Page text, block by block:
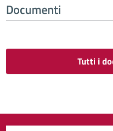
Documenti
Tutti i